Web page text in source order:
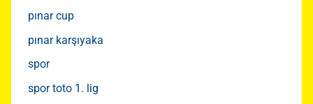
pınar cup
pınar karşıyaka
spor
spor toto 1. lig